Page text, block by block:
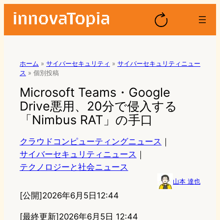
ホーム » サイバーセキュリティ » サイバーセキュリティニュー
ス » 個別投稿
Microsoft Teams・Google
Drive悪用、20分で侵入する
「Nimbus RAT」の手口
クラウドコンピューティングニュース ｜
サイバーセキュリティニュース ｜
テクノロジーと社会ニュース
山本 達也
[公開]2026年6月5日12:44
[最終更新]2026年6月5日 12:44